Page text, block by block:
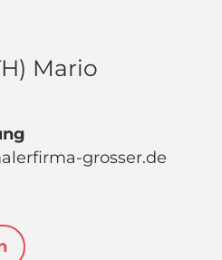
Mario
grosser.de